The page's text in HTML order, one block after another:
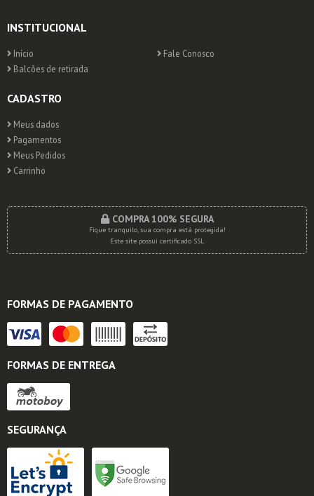
INSTITUCIONAL
Início
Fale Conosco
Balcões de retirada
CADASTRO
Meus dados
Pagamentos
Meus Pedidos
Carrinho
COMPRA 100% SEGURA
Fique tranquilo, sua compra está protegida!
Este site possui certificado SSL
FORMAS DE PAGAMENTO
FORMAS DE ENTREGA
SEGURANÇA